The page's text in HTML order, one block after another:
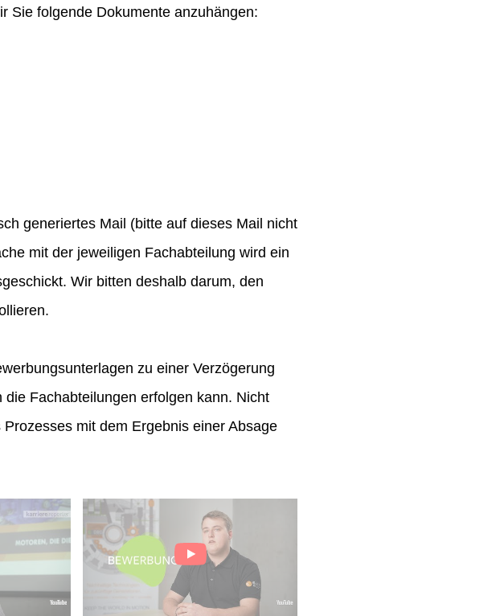
Sie folgende Dokumente anzuhängen:
generiertes Mail (bitte auf dieses Mail nicht
mit der jeweiligen Fachabteilung wird ein
Wir bitten deshalb darum, den
zu einer Verzögerung
Fachabteilungen erfolgen kann. Nicht
mit dem Ergebnis einer Absage